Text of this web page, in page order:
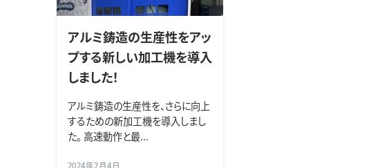
アルミ鋳造の生産性をアッ
プする新しい加工機を導入
しました！
アルミ鋳造の生産性を、さらに向上
するための新加工機を導入しまし
た。 高速動作と最...
2024年2月4日